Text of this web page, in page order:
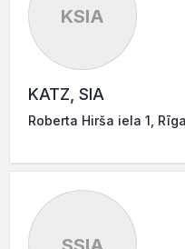
KSIA
KATZ, SIA
Roberta Hirša iela 1,